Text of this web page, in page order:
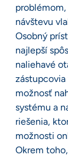
návštevu
Osobný
najlepší
naliehavé
možnosť
systému a
riešenia,
možnosti
Okrem toho,